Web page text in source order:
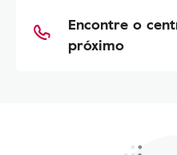
Encontre o
próximo